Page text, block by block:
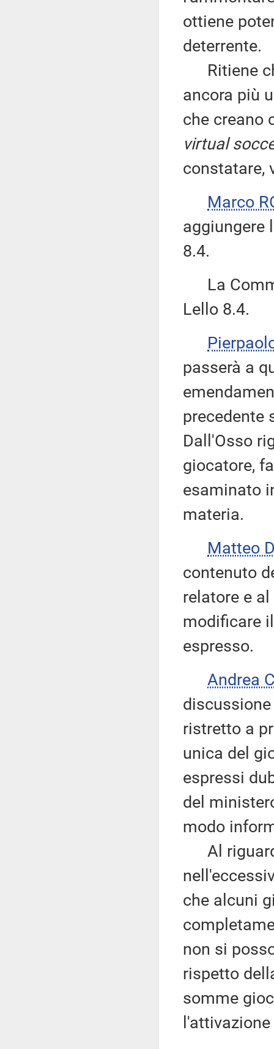
ottiene
deterrente.
Ritiene
ancora più
che creano
virtual
constatare,
Marco
aggiungere
8.4.
La
Lello 8.4.
passerà a
precedente
Dall'Osso
giocatore,
esaminato
materia.
Matteo
contenuto
relatore e
modificare
espresso.
Andrea
ristretto a
unica del
espressi
del
modo
Al
che alcuni
non si
rispetto
somme